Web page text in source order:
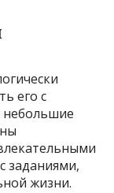
его с
небольшие
заданиями,
жизни.